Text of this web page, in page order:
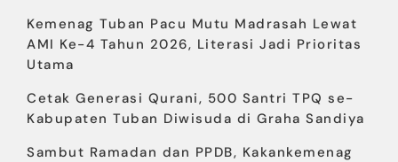
Kemenag Tuban Pacu Mutu Madrasah Lewat
AMI Ke-4 Tahun 2026, Literasi Jadi Prioritas
Utama
Cetak Generasi Qurani, 500 Santri TPQ se-
Kabupaten Tuban Diwisuda di Graha Sandiya
Sambut Ramadan dan PPDB, Kakankemenag